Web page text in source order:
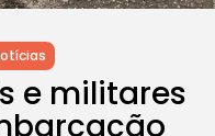
e militares